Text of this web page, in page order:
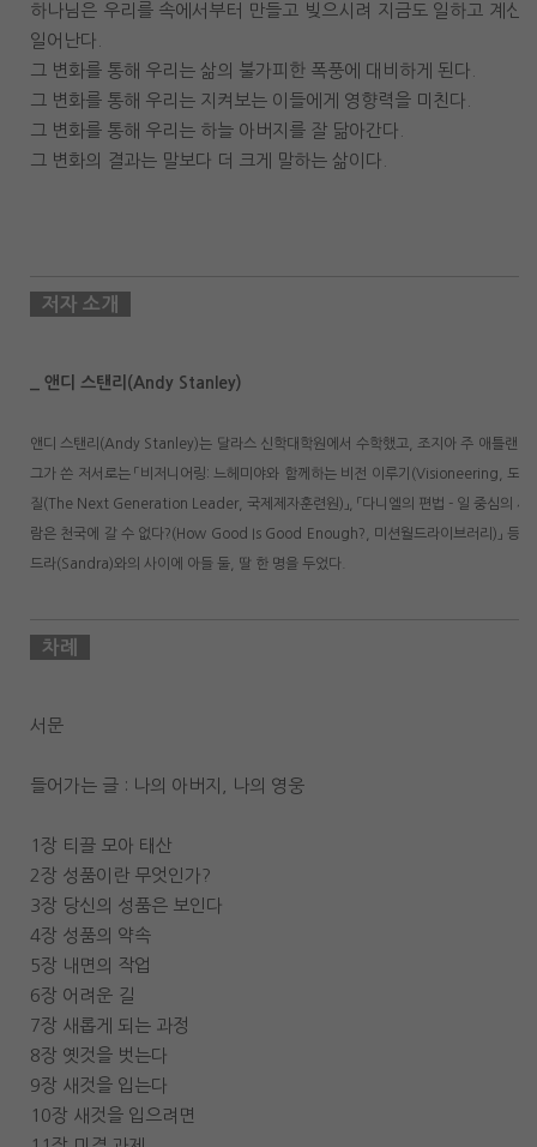
하나님은 우리를 속에서부터 만들고 빚으시려 지금도 일하고 계신
일어난다.
그 변화를 통해 우리는 삶의 불가피한 폭풍에 대비하게 된다.
그 변화를 통해 우리는 지켜보는 이들에게 영향력을 미친다.
그 변화를 통해 우리는 하늘 아버지를 잘 닮아간다.
그 변화의 결과는 말보다 더 크게 말하는 삶이다.
저자 소개
_ 앤디 스탠리(Andy Stanley)
앤디 스탠리(Andy Stanley)는 달라스 신학대학원에서 수학했고, 조지아 주 애틀랜타
그가 쓴 저서로는 「비저니어링: 느헤미야와 함께하는 비전 이루기(Visioneering, 도서
질(The Next Generation Leader, 국제제자훈련원)」, 「다니엘의 편법 - 일 중심의
람은 천국에 갈 수 없다?(How Good Is Good Enough?, 미션월드라이브러리)」 등
드라(Sandra)와의 사이에 아들 둘, 딸 한 명을 두었다.
차례
서문
들어가는 글 : 나의 아버지, 나의 영웅
1장 티끌 모아 태산
2장 성품이란 무엇인가?
3장 당신의 성품은 보인다
4장 성품의 약속
5장 내면의 작업
6장 어려운 길
7장 새롭게 되는 과정
8장 옛것을 벗는다
9장 새것을 입는다
10장 새것을 입으려면